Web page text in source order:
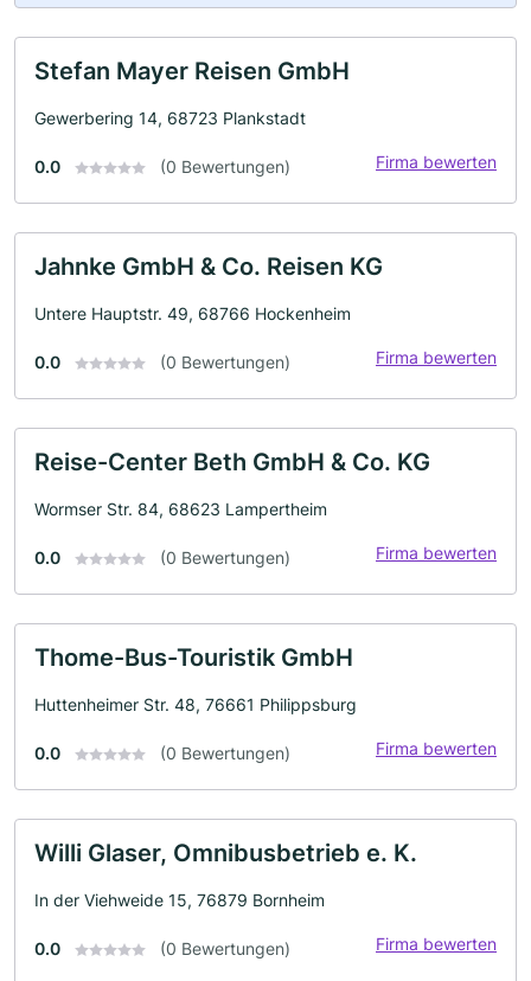
Stefan Mayer Reisen GmbH
Gewerbering 14, 68723 Plankstadt
0.0 (0 Bewertungen) Firma bewerten
Jahnke GmbH & Co. Reisen KG
Untere Hauptstr. 49, 68766 Hockenheim
0.0 (0 Bewertungen) Firma bewerten
Reise-Center Beth GmbH & Co. KG
Wormser Str. 84, 68623 Lampertheim
0.0 (0 Bewertungen) Firma bewerten
Thome-Bus-Touristik GmbH
Huttenheimer Str. 48, 76661 Philippsburg
0.0 (0 Bewertungen) Firma bewerten
Willi Glaser, Omnibusbetrieb e. K.
In der Viehweide 15, 76879 Bornheim
0.0 (0 Bewertungen) Firma bewerten